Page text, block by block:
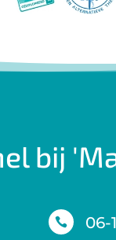
bij
 06-